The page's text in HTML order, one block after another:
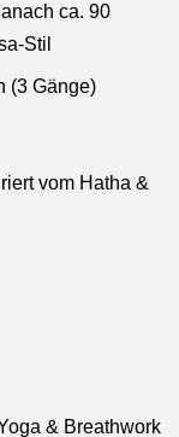
ca. 90
Stil
(3 Gänge)
vom Hatha &
& Breathwork